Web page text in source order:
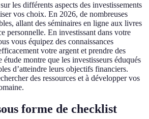
les différents aspects des investissements
vos choix. En 2026, de nombreuses
allant des séminaires en ligne aux livres
personnelle. En investissant dans votre
vous équipez des connaissances
votre argent et prendre des
étude montre que les investisseurs éduqués
d’atteindre leurs objectifs financiers.
des ressources et à développer vos
forme de checklist